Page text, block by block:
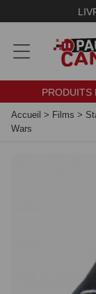
PRODUITS
Accueil > Films >
Wars
Panneau de gestion